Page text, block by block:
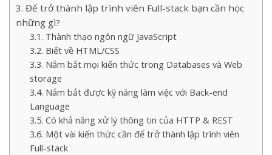
Để trở thành lập trình viên Full-stack bạn cần học
những gì?
Thành thạo ngôn ngữ JavaScript
Biết về HTML/CSS
Nắm bắt mọi kiến thức trong Databases và Web
storage
Nắm bắt được kỹ năng làm việc với Back-end
Language
Có khả năng xử lý thông tin của HTTP & REST
Một vài kiến thức cần để trở thành lập trình viên
Full-stack